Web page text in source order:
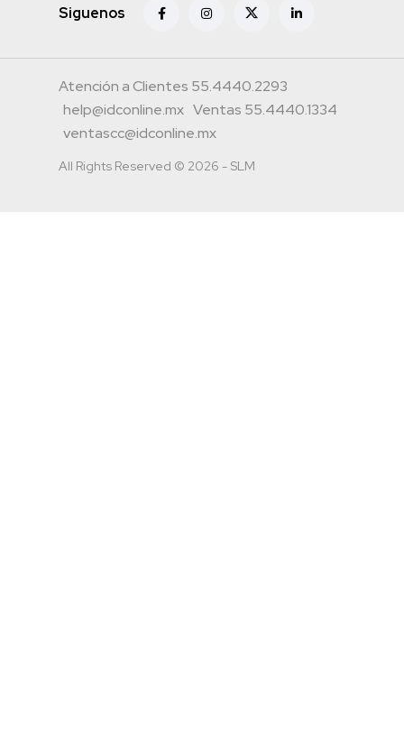
Siguenos
Atención a Clientes 55.4440.2293
help@idconline.mx Ventas 55.4440.1334
ventascc@idconline.mx
All Rights Reserved © 2026 - SLM